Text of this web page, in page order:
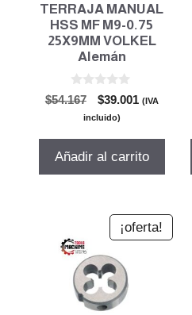
TERRAJA MANUAL
HSS MF M9-0.75
25X9MM VOLKEL
Alemán
0
d
$54.167
El
precio
era:
$39.001El
es:
(IVA
incluido)
Añadir al carrito
¡oferta!